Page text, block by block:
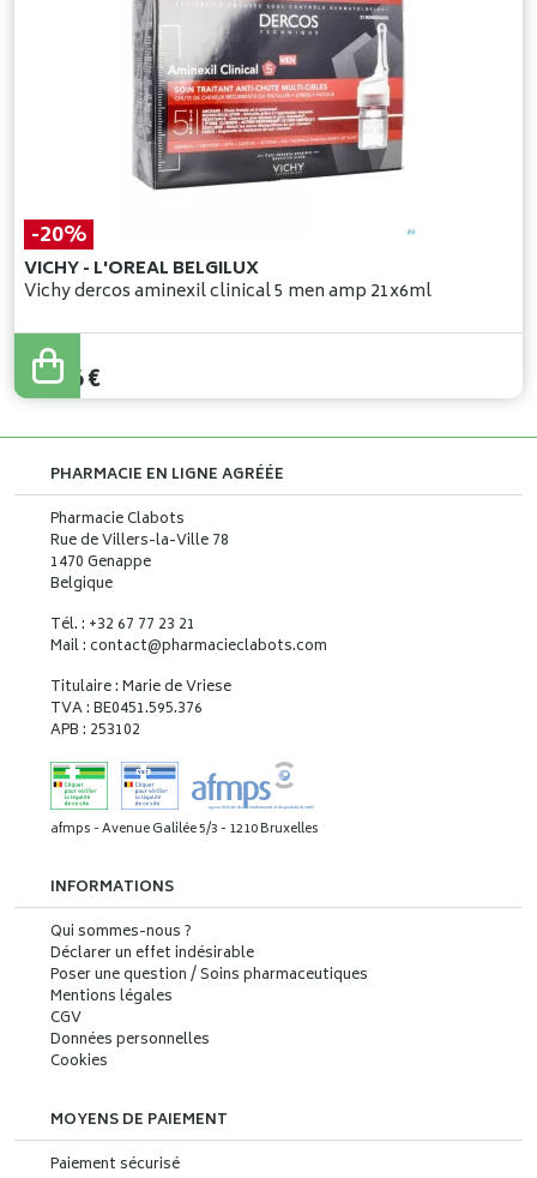
-20%
VICHY - L'OREAL BELGILUX
Vichy dercos aminexil clinical 5 men amp 21x6ml
77,95
62,36€
PHARMACIE EN LIGNE AGRÉÉE
Pharmacie Clabots
Rue de Villers-la-Ville 78
1470 Genappe
Belgique
Tél. : +32 67 77 23 21
Mail : contact@pharmacieclabots.com
Titulaire : Marie de Vriese
TVA : BE0451.595.376
APB : 253102
afmps - Avenue Galilée 5/3 - 1210 Bruxelles
INFORMATIONS
Qui sommes-nous ?
Déclarer un effet indésirable
Poser une question / Soins pharmaceutiques
Mentions légales
CGV
Données personnelles
Cookies
MOYENS DE PAIEMENT
Paiement sécurisé